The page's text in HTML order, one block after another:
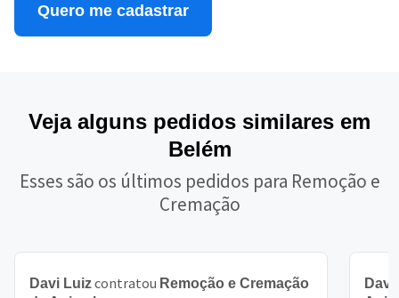
Quero me cadastrar
Veja alguns pedidos similares em
Belém
Esses são os últimos pedidos para Remoção e
Cremação
Davi Luizcontratou Remoção e Cremação
Davi